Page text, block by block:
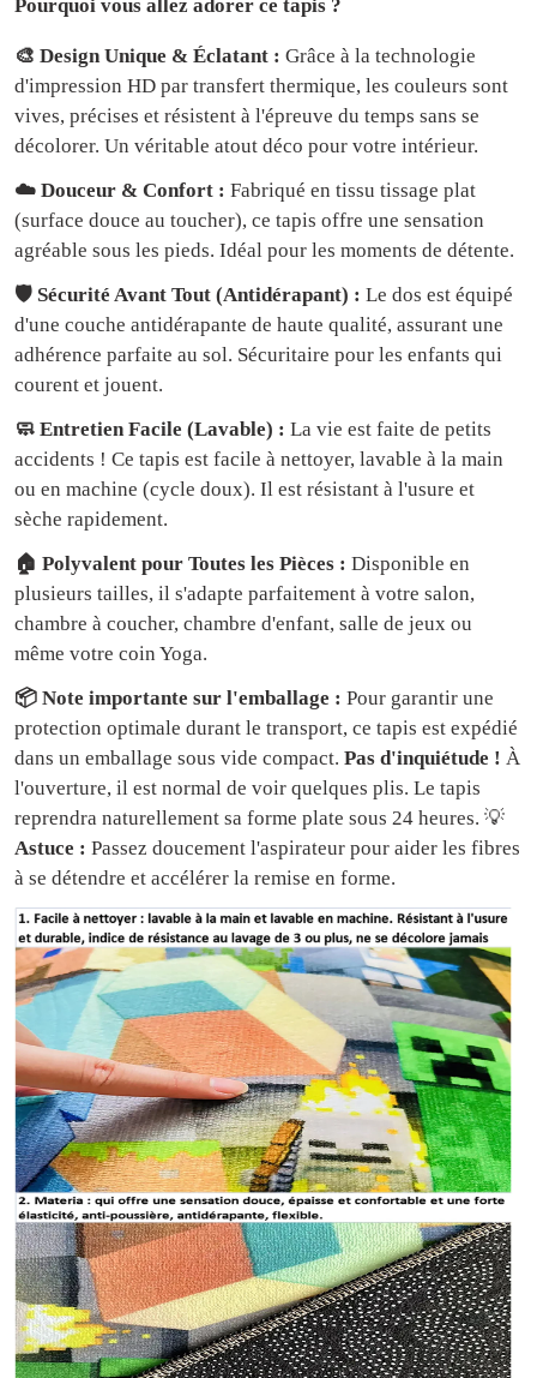
Pourquoi vous allez adorer ce tapis ?
🎨 Design Unique & Éclatant : Grâce à la technologie
d'impression HD par transfert thermique, les couleurs sont
vives, précises et résistent à l'épreuve du temps sans se
décolorer. Un véritable atout déco pour votre intérieur.
☁️ Douceur & Confort : Fabriqué en tissu tissage plat
(surface douce au toucher), ce tapis offre une sensation
agréable sous les pieds. Idéal pour les moments de détente.
🛡️ Sécurité Avant Tout (Antidérapant) : Le dos est équipé
d'une couche antidérapante de haute qualité, assurant une
adhérence parfaite au sol. Sécuritaire pour les enfants qui
courent et jouent.
🧼 Entretien Facile (Lavable) : La vie est faite de petits
accidents ! Ce tapis est facile à nettoyer, lavable à la main
ou en machine (cycle doux). Il est résistant à l'usure et
sèche rapidement.
🏠 Polyvalent pour Toutes les Pièces : Disponible en
plusieurs tailles, il s'adapte parfaitement à votre salon,
chambre à coucher, chambre d'enfant, salle de jeux ou
même votre coin Yoga.
📦 Note importante sur l'emballage : Pour garantir une
protection optimale durant le transport, ce tapis est expédié
dans un emballage sous vide compact. Pas d'inquiétude ! À
l'ouverture, il est normal de voir quelques plis. Le tapis
reprendra naturellement sa forme plate sous 24 heures. 💡
Astuce : Passez doucement l'aspirateur pour aider les fibres
à se détendre et accélérer la remise en forme.